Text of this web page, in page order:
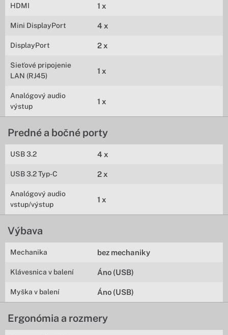
HDMI 1 x
Mini DisplayPort 4 x
DisplayPort 2 x
Sieťové pripojenie
LAN (RJ45)
1 x
Analógový audio
výstup
1 x
Predné a bočné porty
USB 3.2 4 x
USB 3.2 Typ-C 2 x
Analógový audio
vstup/výstup
1 x
Výbava
Mechanika bez mechaniky
Klávesnica v balení Áno (USB)
Myška v balení Áno (USB)
Ergonómia a rozmery